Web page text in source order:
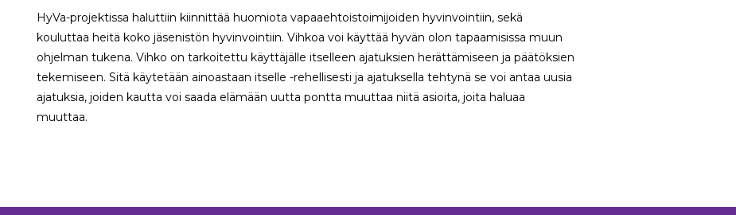
HyVa-projektissa haluttiin kiinnittää huomiota vapaaehtoistoimijoiden hyvinvointiin, sekä
kouluttaa heitä koko jäsenistön hyvinvointiin. Vihkoa voi käyttää hyvän olon tapaamisissa muun
ohjelman tukena. Vihko on tarkoitettu käyttäjälle itselleen ajatuksien herättämiseen ja päätöksien
tekemiseen. Sitä käytetään ainoastaan itselle -rehellisesti ja ajatuksella tehtynä se voi antaa uusia
ajatuksia, joiden kautta voi saada elämään uutta pontta muuttaa niitä asioita, joita haluaa
muuttaa.